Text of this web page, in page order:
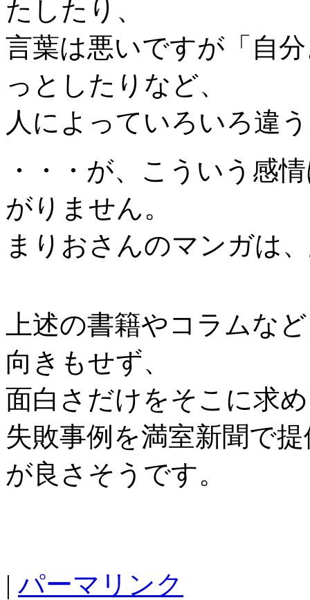
たしたり、
言葉は悪いですが「自
っとしたりなど、
人によっていろいろ違
・・・が、こういう感
がりません。
まりおさんのマンガは
上述の書籍やコラムな
向きもせず、
面白さだけをそこに求
失敗事例を満室新聞で
が良さそうです。
| パーマリンク